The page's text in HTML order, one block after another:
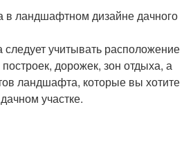
в ландшафтном дизайне дачного
следует учитывать расположение
дорожек, зон отдыха, а
ландшафта, которые вы хотите
участке.